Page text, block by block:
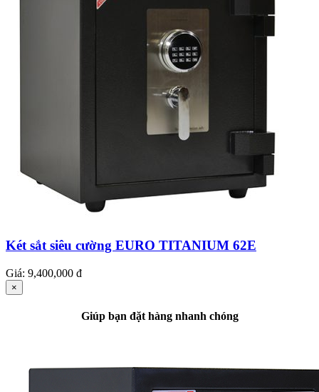
Két sắt siêu cường EURO TITANIUM 62E
Giá: 9,400,000 đ
×
Giúp bạn đặt hàng nhanh chóng